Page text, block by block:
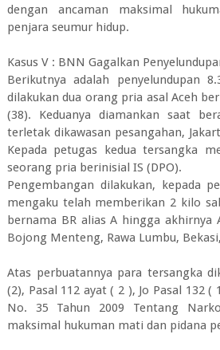
dengan ancaman maksimal
penjara seumur hidup.
Kasus V : BNN Gagalkan
Berikutnya adalah penyelundupan
dilakukan dua orang pria asal Aceh
(38). Keduanya diamankan saat
terletak dikawasan pesangahan,
Kepada petugas kedua tersangka
seorang pria berinisial IS (DPO).
Pengembangan dilakukan, kepada
mengaku telah memberikan 2 kilo
bernama BR alias A hingga akhirnya
Bojong Menteng, Rawa Lumbu,
Atas perbuatannya para tersangka
(2), Pasal 112 ayat ( 2 ), Jo Pasal 132 (
No. 35 Tahun 2009 Tentang
maksimal hukuman mati dan pidana